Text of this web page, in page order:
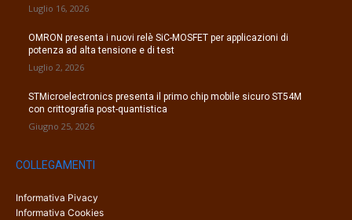
Luglio 16, 2026
OMRON presenta i nuovi relè SiC-MOSFET per applicazioni di
potenza ad alta tensione e di test
Luglio 2, 2026
STMicroelectronics presenta il primo chip mobile sicuro ST54M
con crittografia post-quantistica
Giugno 25, 2026
COLLEGAMENTI
Informativa Pivacy
Informativa Cookies